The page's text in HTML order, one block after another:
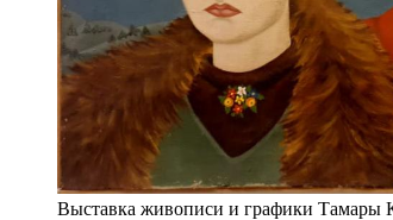
Выставка живописи и графики Тамары